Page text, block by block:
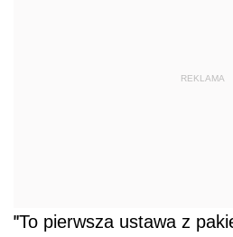
REKLAMA
"To pierwsza ustawa z